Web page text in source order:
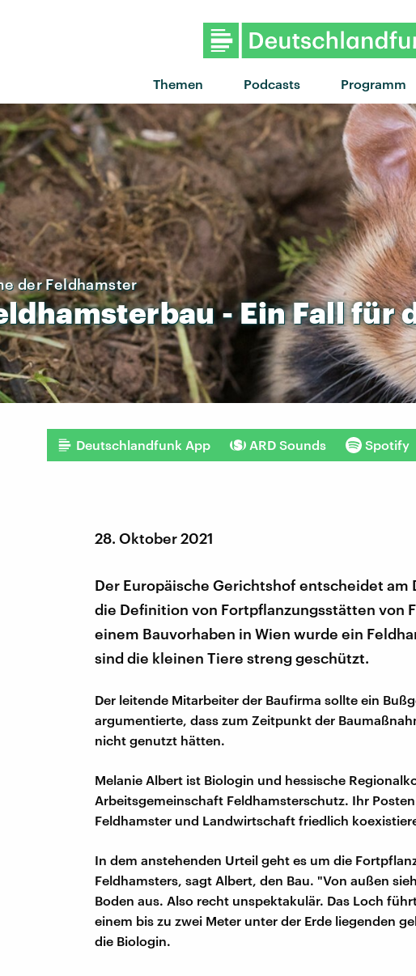
Themen Podcasts Programm
der Feldhamster
- EinFallfür
Deutschlandfunk App ARD Sounds Spotify
28. Oktober 2021
Der Europäische Gerichtshof entscheidet am
die Definition von Fortpflanzungsstätten von
einem Bauvorhaben in Wien wurde ein
sind die kleinen Tiere streng geschützt.
Der leitende Mitarbeiter der Baufirma sollte ein
argumentierte, dass zum Zeitpunkt der
nicht genutzt hätten.
Melanie Albert ist Biologin und hessische
Arbeitsgemeinschaft Feldhamsterschutz. Ihr
Feldhamster und Landwirtschaft friedlich
In dem anstehenden Urteil geht es um die
Feldhamsters, sagt Albert, den Bau. "Von außen
Boden aus. Also recht unspektakulär. Das Loch
einem bis zu zwei Meter unter der Erde liegenden
die Biologin.